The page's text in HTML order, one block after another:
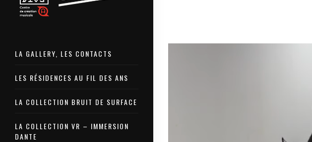
LA GALLERY, LES CONTACTS
LES RÉSIDENCES AU FIL DES ANS
LA COLLECTION BRUIT DE SURFACE
LA COLLECTION VR – IMMERSION
DANTE